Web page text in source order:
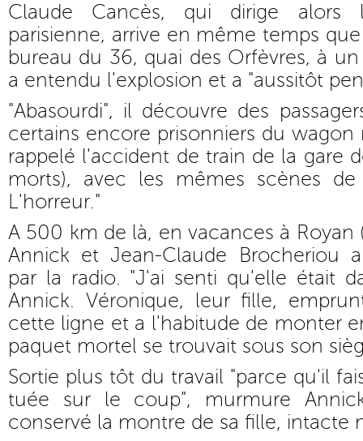
Claude Cancès, qui dirige alors
parisienne, arrive en même temps
bureau du 36, quai des Orfèvres, à
a entendu l'explosion et a "aussitôt
"Abasourdi", il découvre des
certains encore prisonniers du wagon
rappelé l'accident de train de la gare
morts), avec les mêmes scènes de
L'horreur."
A 500 km de là, en vacances à Royan
Annick et Jean-Claude Brocheriou
par la radio. "J'ai senti qu'elle était
Annick. Véronique, leur fille,
cette ligne et a l'habitude de monter
paquet mortel se trouvait sous son
Sortie plus tôt du travail "parce qu'il
tuée sur le coup", murmure
conservé la montre de sa fille, intacte